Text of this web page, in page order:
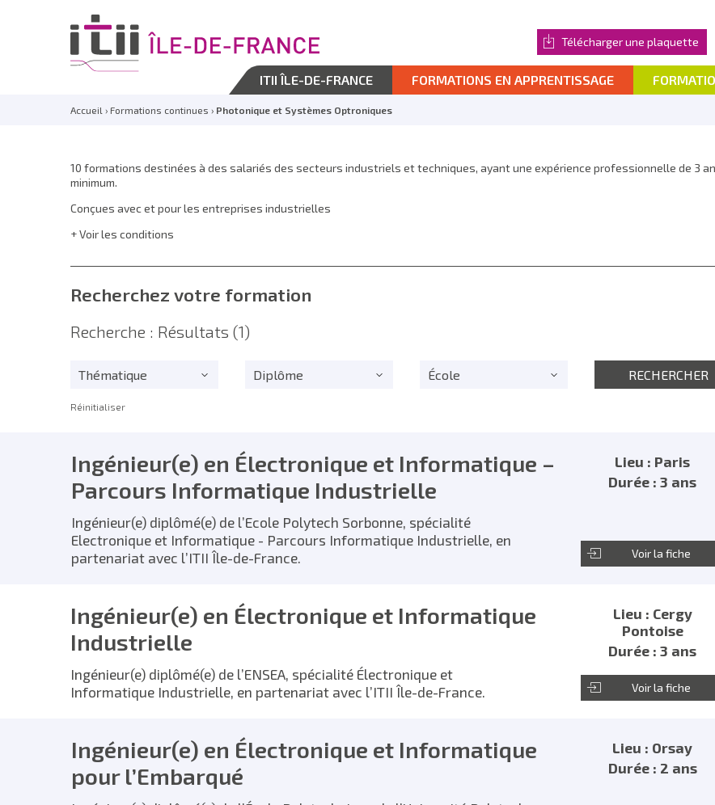
ITII ÎLE-DE-FRANCE FORMATIONS EN APPRENTISSAGE
Télécharger une plaquette
Accueil › Formations continues › Photonique et Systèmes Optroniques
10 formations destinées à des salariés des secteurs industriels et techniques, ayant une expérience professionnelle de 3
minimum.
Conçues avec et pour les entreprises industrielles
Voir les conditions
Recherchez votre formation
Recherche : Résultats (1)
Thématique Diplôme École
Réinitialiser
Ingénieur(e) en Électronique et Informatique –
Parcours Informatique Industrielle
Ingénieur(e) diplômé(e) de l’Ecole Polytech Sorbonne, spécialité
Electronique et Informatique - Parcours Informatique Industrielle, en
partenariat avec l’ITII Île-de-France.
Lieu : Paris
Durée : 3 ans
Voir la fiche
Ingénieur(e) en Électronique et Informatique
Industrielle
Ingénieur(e) diplômé(e) de l’ENSEA, spécialité Électronique et
Informatique Industrielle, en partenariat avec l’ITII Île-de-France.
Lieu : Cergy
Pontoise
Durée : 3 ans
Voir la fiche
Ingénieur(e) en Électronique et Informatique
pour l’Embarqué
Lieu : Orsay
Durée : 2 ans